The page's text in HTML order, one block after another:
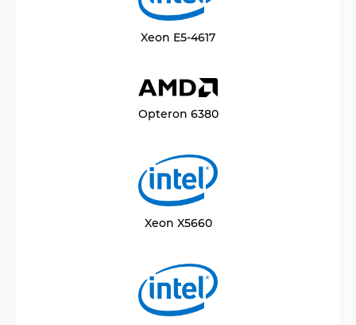
Xeon E5-4617
Opteron 6380
Xeon X5660